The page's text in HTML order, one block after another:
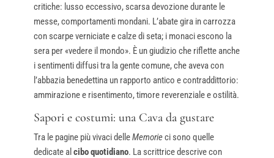
critiche: lusso eccessivo, scarsa devozione durante le
messe, comportamenti mondani. L’abate gira in carrozza
con scarpe verniciate e calze di seta; i monaci escono la
sera per «vedere il mondo». È un giudizio che riflette anche
i sentimenti diffusi tra la gente comune, che aveva con
l’abbazia benedettina un rapporto antico e contraddittorio:
ammirazione e risentimento, timore reverenziale e ostilità.
Sapori e costumi: una Cava da gustare
Tra le pagine più vivaci delleMemorieci sono quelle
dedicate al cibo quotidiano. La scrittrice descrive con